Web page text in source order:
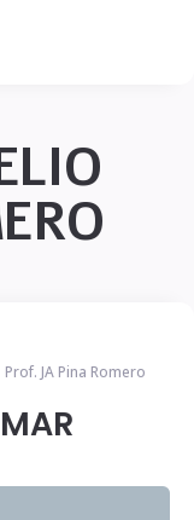
Prof. JA Pina Romero